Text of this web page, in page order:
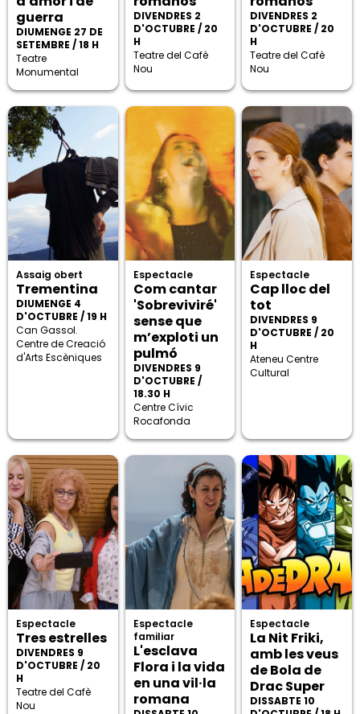
guerra
DIUMENGE 27 DE
SETEMBRE / 18 H
Teatre
Monumental
DIVENDRES 2
D'OCTUBRE / 20
H
Teatre del Cafè
Nou
DIVENDRES 2
D'OCTUBRE / 20
H
Teatre del Cafè
Nou
Assaig obert
Trementina
DIUMENGE 4
D'OCTUBRE / 19 H
Can Gassol.
Centre de Creació
d'Arts Escèniques
Espectacle
Com cantar
'Sobreviviré'
sense que
m’exploti un
pulmó
DIVENDRES 9
D'OCTUBRE /
18.30 H
Centre Cívic
Rocafonda
Espectacle
Cap lloc del
tot
DIVENDRES 9
D'OCTUBRE / 20
H
Ateneu Centre
Cultural
Espectacle
Tres estrelles
DIVENDRES 9
D'OCTUBRE / 20
H
Teatre del Cafè
Nou
Espectacle
familiar
L'esclava
Flora i la vida
en una vil·la
romana
Espectacle
La Nit Friki,
amb les veus
de Bola de
Drac Super
DISSABTE 10